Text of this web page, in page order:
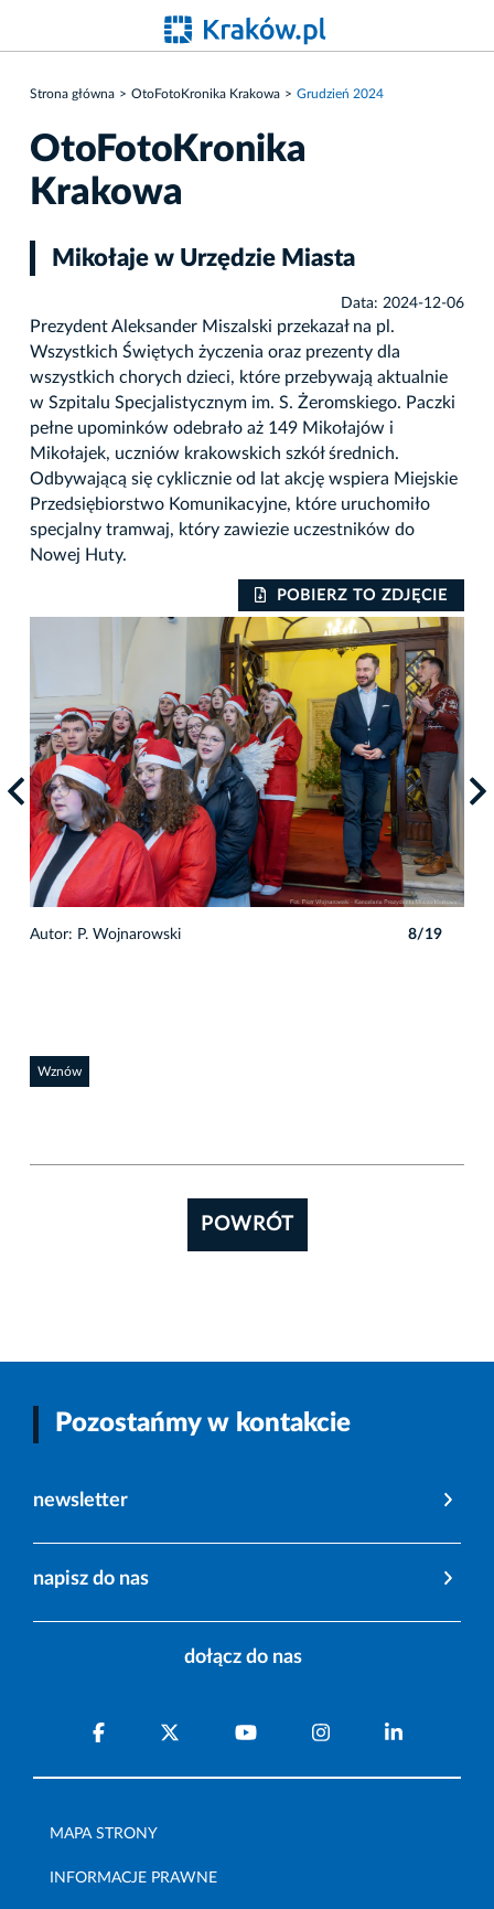
Strona główna OtoFotoKronika Krakowa Grudzień 2024
OtoFotoKronika
Krakowa
Mikołaje w Urzędzie Miasta
Data: 2024-12-06
Prezydent Aleksander Miszalski przekazał na pl.
Wszystkich Świętych życzenia oraz prezenty dla
wszystkich chorych dzieci, które przebywają aktualnie
w Szpitalu Specjalistycznym im. S. Żeromskiego. Paczki
pełne upominków odebrało aż 149 Mikołajów i
Mikołajek, uczniów krakowskich szkół średnich.
Odbywającą się cyklicznie od lat akcję wspiera Miejskie
Przedsiębiorstwo Komunikacyjne, które uruchomiło
specjalny tramwaj, który zawiezie uczestników do
Nowej Huty.
POBIERZ TO ZDJĘCIE
Autor: P. Wojnarowski 8/19
Wznów
POWRÓT
Pozostańmy w kontakcie
newsletter
napisz do nas
dołącz do nas
MAPA STRONY
INFORMACJE PRAWNE